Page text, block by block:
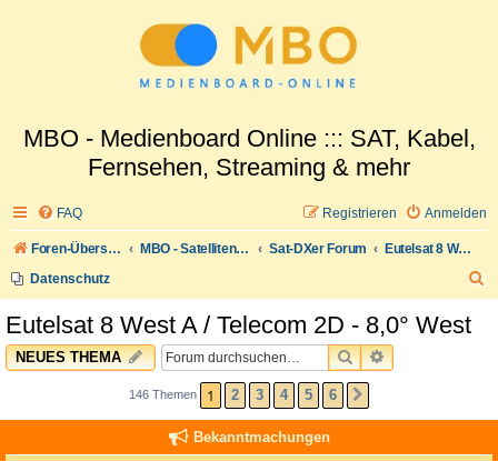
MBO - Medienboard Online ::: SAT, Kabel,
Fernsehen, Streaming & mehr
FAQ Anmelden
Registrieren
Foren-Übersicht MBO - Satellitenwelt Sat-DXer Forum
Eutelsat 8 West A / Telecom 2D - 8,0° West
Datenschutz
Eutelsat 8 West A / Telecom 2D - 8,0° West
NEUES THEMA SUCHEERWEITERTE
146 Themen 1 2 3 4 5 6
Bekanntmachungen